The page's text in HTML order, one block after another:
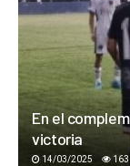
En el
victoria
14/03/2025 163